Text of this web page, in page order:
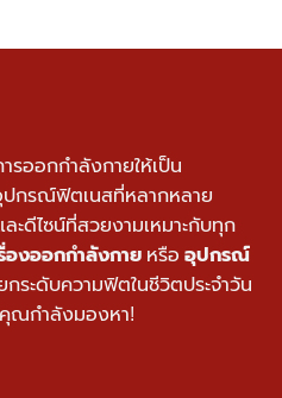
รออกกำลังกายให้เป็น
ปกรณ์ฟิตเนสที่หลากหลาย
ะดีไซน์ที่สวยงามเหมาะกับทุก